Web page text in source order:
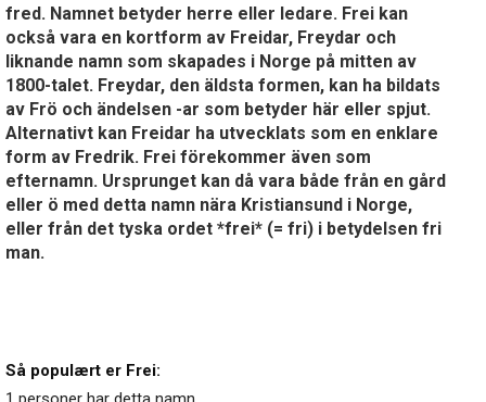
fred. Namnet betyder herre eller ledare. Frei kan
också vara en kortform av Freidar, Freydar och
liknande namn som skapades i Norge på mitten av
1800-talet. Freydar, den äldsta formen, kan ha bildats
av Frö och ändelsen -ar som betyder här eller spjut.
Alternativt kan Freidar ha utvecklats som en enklare
form av Fredrik. Frei förekommer även som
efternamn. Ursprunget kan då vara både från en gård
eller ö med detta namn nära Kristiansund i Norge,
eller från det tyska ordet *frei* (= fri) i betydelsen fri
man.
Så populært er Frei: